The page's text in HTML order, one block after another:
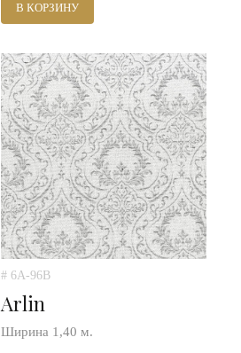
В КОРЗИНУ
# 6A-96B
Arlin
Ширина 1,40 м.